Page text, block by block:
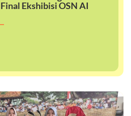
Ekshibisi OSN AI